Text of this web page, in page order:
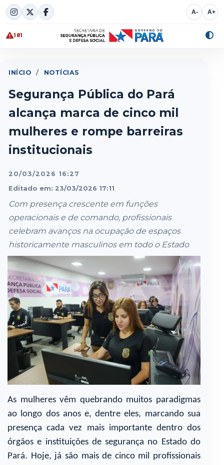
Skip
to
content
A- A+
181
INÍCIO / NOTÍCIAS
Segurança Pública do Pará
alcança marca de cinco mil
mulheres e rompe barreiras
institucionais
20/03/2026 16:27
Editado em: 23/03/2026 17:11
Com presença crescente em funções
operacionais e de comando, profissionais
celebram avanços na ocupação de espaços
historicamente masculinos em todo o Estado
As mulheres vêm quebrando muitos paradigmas
ao longo dos anos e, dentre eles, marcando sua
presença cada vez mais importante dentro dos
órgãos e instituições de segurança no Estado do
Pará. Hoje, já são mais de cinco mil profissionais